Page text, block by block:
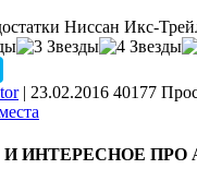
Ниссан Икс-
| 23.02.2016 40177
ИНТЕРЕСНОЕ ПРО